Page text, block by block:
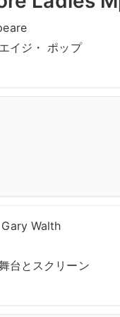
イジ・ ポップ
Walth
台とスクリーン